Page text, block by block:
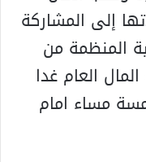
إلى المشاركة
المنظمة من
العام غدا
مساء امام